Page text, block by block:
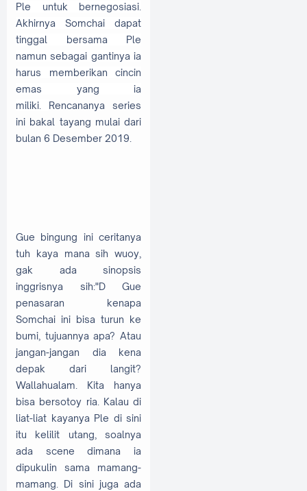
Ple untuk bernegosiasi.
Akhirnya Somchai dapat
tinggal bersama Ple
namun sebagai gantinya ia
harus memberikan cincin
emas yang ia
miliki.
Rencananya series
ini bakal tayang mulai dari
bulan 6 Desember 2019.
Gue bingung ini ceritanya
tuh kaya mana sih wuoy,
gak ada sinopsis
inggrisnya sih:"D Gue
penasaran kenapa
Somchai ini bisa turun ke
bumi, tujuannya apa? Atau
jangan-jangan dia kena
depak dari langit?
Wallahualam. Kita hanya
bisa bersotoy ria. Kalau di
liat-liat kayanya Ple di sini
itu kelilit utang, soalnya
ada scene dimana ia
dipukulin sama mamang-
mamang. Di sini juga ada